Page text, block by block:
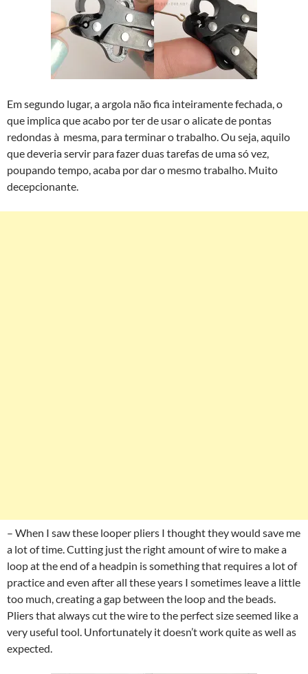
Em segundo lugar, a argola não fica inteiramente fechada, o
que implica que acabo por ter de usar o alicate de pontas
redondas à mesma, para terminar o trabalho. Ou seja, aquilo
que deveria servir para fazer duas tarefas de uma só vez,
poupando tempo, acaba por dar o mesmo trabalho. Muito
decepcionante.
– When I saw these looper pliers I thought they would save me
a lot of time. Cutting just the right amount of wire to make a
loop at the end of a headpin is something that requires a lot of
practice and even after all these years I sometimes leave a little
too much, creating a gap between the loop and the beads.
Pliers that always cut the wire to the perfect size seemed like a
very useful tool. Unfortunately it doesn’t work quite as well as
expected.